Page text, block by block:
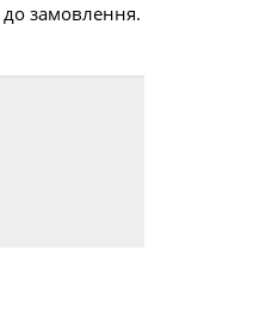
замовлення.